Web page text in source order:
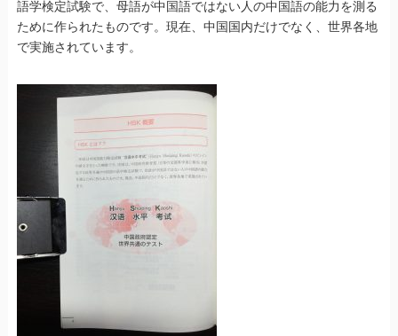
語学検定試験で、母語が中国語ではない人の中国語の能力を測る
ために作られたものです。現在、中国国内だけでなく、世界各地
で実施されています。